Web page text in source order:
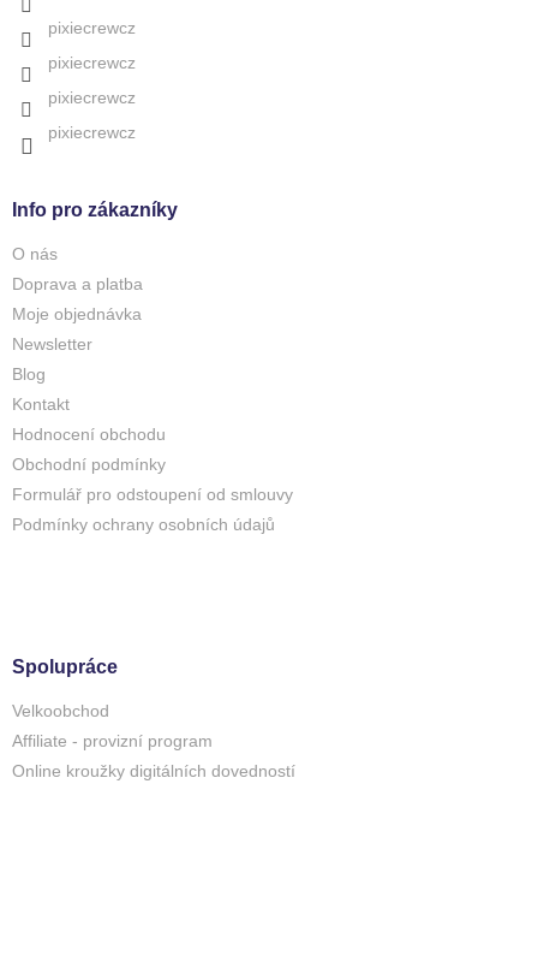
pixiecrewcz
pixiecrewcz
pixiecrewcz
pixiecrewcz
Info pro zákazníky
O nás
Doprava a platba
Moje objednávka
Newsletter
Blog
Kontakt
Hodnocení obchodu
Obchodní podmínky
Formulář pro odstoupení od smlouvy
Podmínky ochrany osobních údajů
Spolupráce
Velkoobchod
Affiliate - provizní program
Online kroužky digitálních dovedností